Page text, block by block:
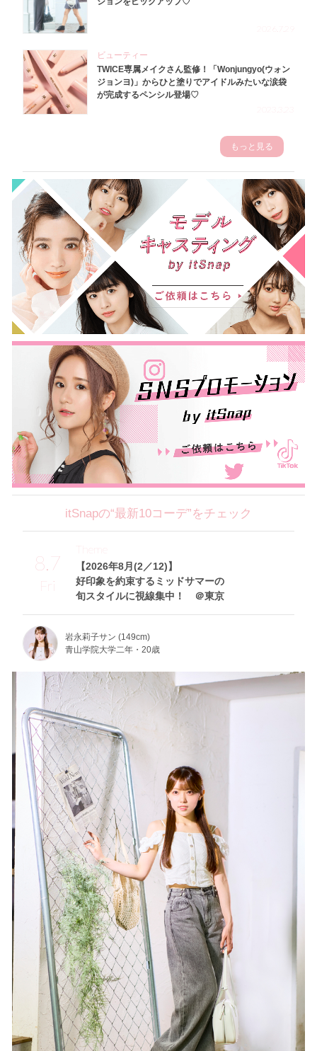
ビューティー
TWICE専属メイクさん監修！「Wonjungyo(ウォン
ジョンヨ)」からひと塗りでアイドルみたいな涙袋
が完成するペンシル登場♡
もっと見る
itSnapの“最新10コーデ”をチェック
8.7
Fri
【2026年8月(2／12)】
好印象を約束するミッドサマーの
旬スタイルに視線集中！ ＠東京
Theme
岩永莉子サン (149cm)
青山学院大学二年・20歳